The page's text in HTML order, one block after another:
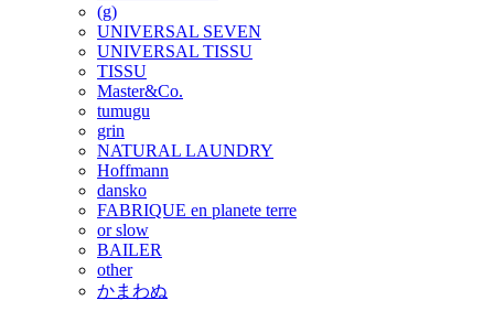
(g)
UNIVERSAL SEVEN
UNIVERSAL TISSU
TISSU
Master&Co.
tumugu
grin
NATURAL LAUNDRY
Hoffmann
dansko
FABRIQUE en planete terre
or slow
BAILER
other
かまわぬ